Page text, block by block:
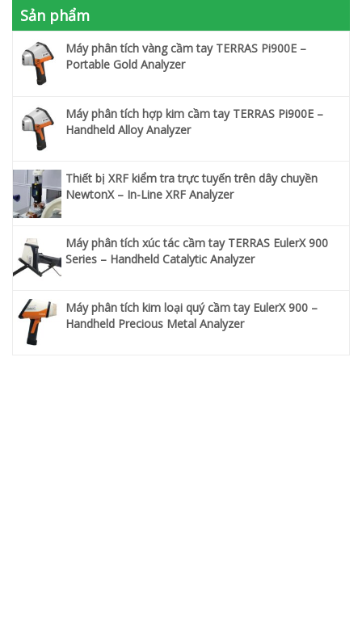
Sản phẩm
Máy phân tích vàng cầm tay TERRAS Pi900E –
Portable Gold Analyzer
Máy phân tích hợp kim cầm tay TERRAS Pi900E –
Handheld Alloy Analyzer
Thiết bị XRF kiểm tra trực tuyến trên dây chuyền
NewtonX – In-Line XRF Analyzer
Máy phân tích xúc tác cầm tay TERRAS EulerX 900
Series – Handheld Catalytic Analyzer
Máy phân tích kim loại quý cầm tay EulerX 900 –
Handheld Precious Metal Analyzer